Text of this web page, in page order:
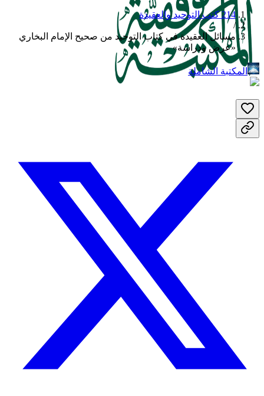
214 كتب التوحيد والعقيدة
/
مسائل العقيدة في كتاب التوحيد من صحيح الإمام البخاري
«عرض ودراسة»
المكتبة الشاملة